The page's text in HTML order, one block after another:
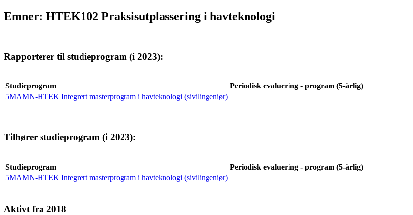
Emner: HTEK102 Praksisutplassering i havteknologi
Rapporterer til studieprogram (i 2023):
Studieprogram
Periodisk evaluering - program (5-årlig)
5MAMN-HTEK Integrert masterprogram i havteknologi (sivilingeniør)
Tilhører studieprogram (i 2023):
Studieprogram
Periodisk evaluering - program (5-årlig)
5MAMN-HTEK Integrert masterprogram i havteknologi (sivilingeniør)
Aktivt fra 2018